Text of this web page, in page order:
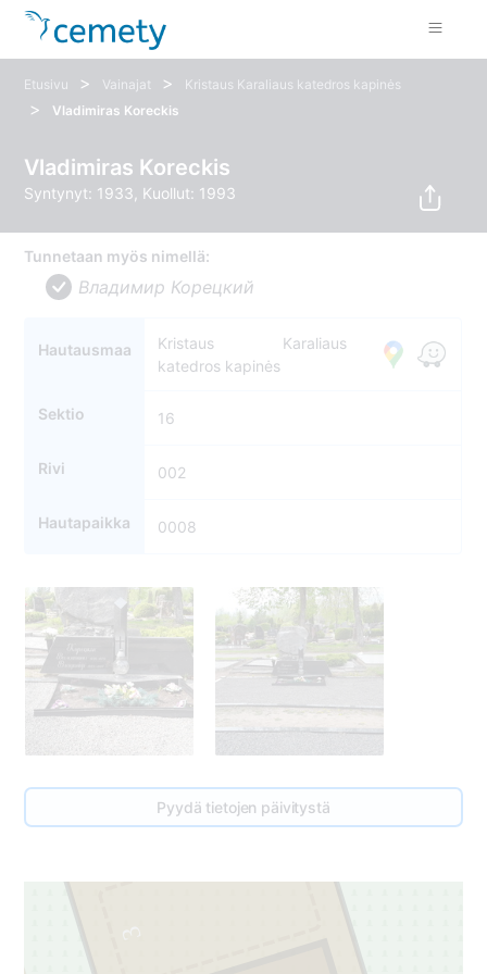
Etusivu > Vainajat > Kristaus Karaliaus katedros kapinės
> Vladimiras Koreckis
Vladimiras Koreckis
Syntynyt: 1933, Kuollut: 1993
Tunnetaan myös nimellä:
Владимир Корецкий
Hautausmaa
Kristaus Karaliaus
katedros kapinės
Sektio 16
Rivi 002
Hautapaikka 0008
Pyydä tietojen päivitystä
3